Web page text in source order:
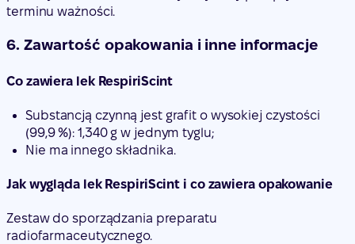
terminu ważności.
6. Zawartość opakowania i inne informacje
Co zawiera lek RespiriScint
Substancją czynną jest grafit o wysokiej czystości
(99,9 %): 1,340 g w jednym tyglu;
Nie ma innego składnika.
Jak wygląda lek RespiriScint i co zawiera opakowanie
Zestaw do sporządzania preparatu
radiofarmaceutycznego.